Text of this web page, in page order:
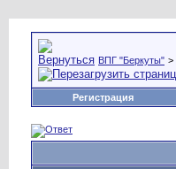
ВПГ "Беркуты" >
Регистрация